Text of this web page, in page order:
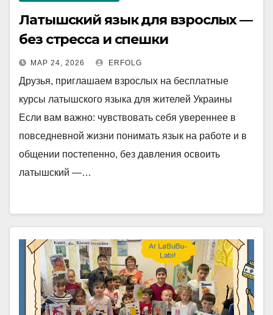
Латышский язык для взрослых —
без стресса и спешки
МАР 24, 2026 ERFOLG
Друзья, приглашаем взрослых на бесплатные
курсы латышского языка для жителей Украины
Если вам важно: чувствовать себя увереннее в
повседневной жизни понимать язык на работе и в
общении постепенно, без давления освоить
латышский —…